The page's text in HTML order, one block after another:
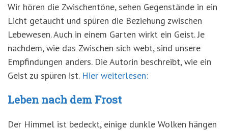
Wir hören die Zwischentöne, sehen Gegenstände in ein
Licht getaucht und spüren die Beziehung zwischen
Lebewesen. Auch in einem Garten wirkt ein Geist. Je
nachdem, wie das Zwischen sich webt, sind unsere
Empfindungen anders. Die Autorin beschreibt, wie ein
Geist zu spüren ist. Hier weiterlesen:
Leben nach dem Frost
Der Himmel ist bedeckt, einige dunkle Wolken hängen